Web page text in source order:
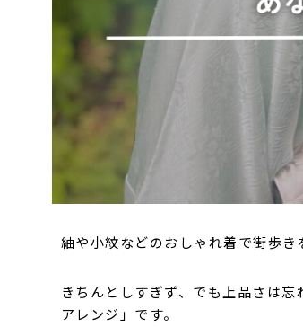
紬や小紋などのおしゃれ着で街歩き
きちんとしすぎず、でも上品さは忘
アレンジ」です。